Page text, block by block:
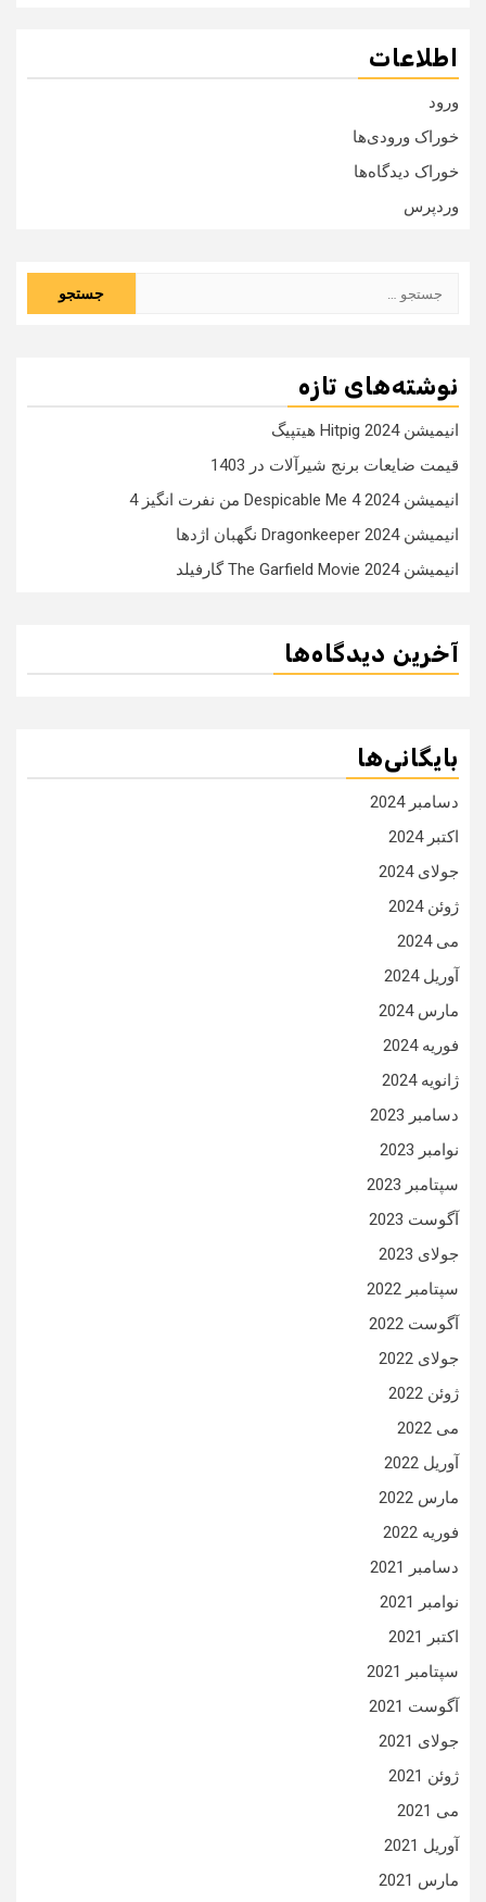
اطلاعات
ورود
خوراک ورودی‌ها
خوراک دیدگاه‌ها
وردپرس
نوشته‌های تازه
انیمیشن Hitpig 2024 هیتپیگ
قیمت ضایعات برنج شیرآلات در 1403
انیمیشن Despicable Me 4 2024 من نفرت انگیز 4
انیمیشن Dragonkeeper 2024 نگهبان اژدها
انیمیشن The Garfield Movie 2024 گارفیلد
آخرین دیدگاه‌ها
بایگانی‌ها
دسامبر 2024
اکتبر 2024
جولای 2024
ژوئن 2024
می 2024
آوریل 2024
مارس 2024
فوریه 2024
ژانویه 2024
دسامبر 2023
نوامبر 2023
سپتامبر 2023
آگوست 2023
جولای 2023
سپتامبر 2022
آگوست 2022
جولای 2022
ژوئن 2022
می 2022
آوریل 2022
مارس 2022
فوریه 2022
دسامبر 2021
نوامبر 2021
اکتبر 2021
سپتامبر 2021
آگوست 2021
جولای 2021
ژوئن 2021
می 2021
آوریل 2021
مارس 2021